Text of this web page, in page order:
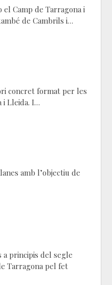
el Camp de Tarragona i
de Cambrils i…
concret format per les
i Lleida. I…
amb l’objectiu de
principis del segle
Tarragona pel fet